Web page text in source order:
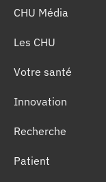
CHU Média
Les CHU
Votre santé
Innovation
Recherche
Patient